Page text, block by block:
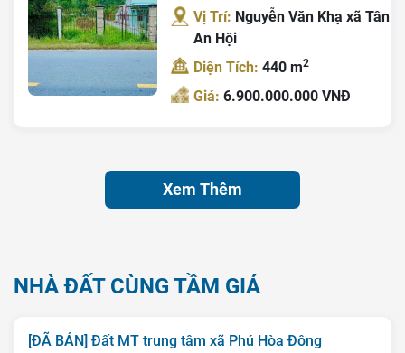
Vị Trí: Nguyễn Văn Khạ xã Tân
An Hội
Diện Tích:440 m2
Giá:6.900.000.000 VNĐ
Xem Thêm
NHÀ ĐẤT CÙNG TẦM GIÁ
[ĐÃ BÁN] Đất MT trung tâm xã Phú Hòa Đông